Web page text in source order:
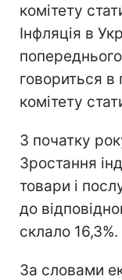
комітету
Інфляція в
говориться
комітету
З початку
Зростання
товари і
до
склало 16,3%.
За словами